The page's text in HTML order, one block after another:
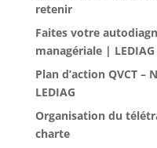
retenir
Faites votre
managériale | LEDIAG
Plan d’action QVCT
LEDIAG
Organisation du
charte